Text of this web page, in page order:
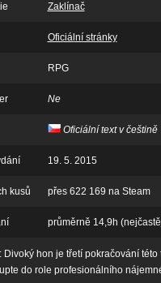
Zaklínač
Oficiální stránky
RPG
Ne
Oficiální text v češtině
19. 5. 2015
kusů přes 622 169 na Steam
průměrně 14,9h
Divoký hon je třetí pokračování
do role profesionálního